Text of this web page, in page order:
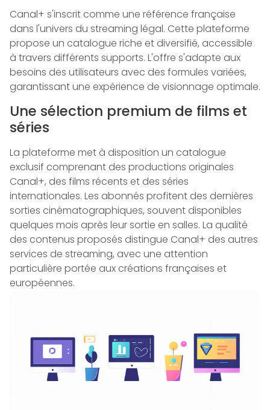
Canal+ s'inscrit comme une référence française
dans l'univers du streaming légal. Cette plateforme
propose un catalogue riche et diversifié, accessible
à travers différents supports. L'offre s'adapte aux
besoins des utilisateurs avec des formules variées,
garantissant une expérience de visionnage optimale.
Une sélection premium de films et
séries
La plateforme met à disposition un catalogue
exclusif comprenant des productions originales
Canal+, des films récents et des séries
internationales. Les abonnés profitent des dernières
sorties cinématographiques, souvent disponibles
quelques mois après leur sortie en salles. La qualité
des contenus proposés distingue Canal+ des autres
services de streaming, avec une attention
particulière portée aux créations françaises et
européennes.